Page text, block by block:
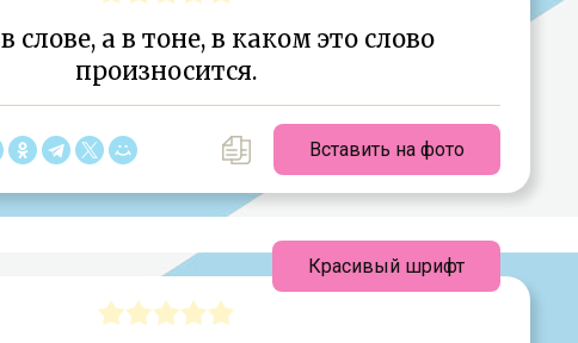
слове, а в тоне, в каком это слово
произносится.
Вставить на фото
Красивый шрифт